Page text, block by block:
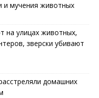
и мучения животных
на улицах животных,
зверски убивают
домашних